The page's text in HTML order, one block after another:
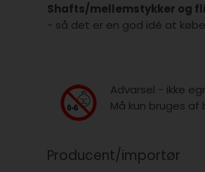
Shafts/mellemstykker og
- så det er en god idé at
Advarsel - ikke
Må kun bruges af
Producent/importør